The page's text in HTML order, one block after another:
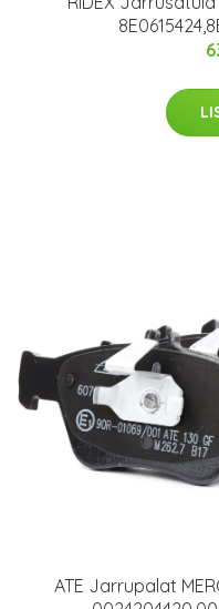
ATE Jarrupalat